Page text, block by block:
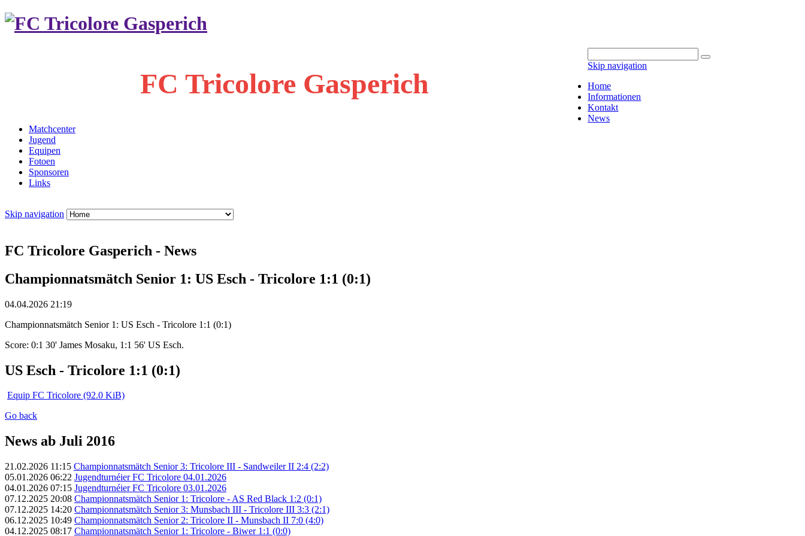
FC Tricolore Gasperich
Skip navigation
Home
Informationen
Kontakt
News
Matchcenter
Jugend
Equipen
Fotoen
Sponsoren
Links
Skip navigation
FC Tricolore Gasperich - News
Championnatsmätch Senior 1: US Esch - Tricolore 1:1 (0:1)
04.04.2026 21:19
Championnatsmätch Senior 1: US Esch - Tricolore 1:1 (0:1)
Score: 0:1 30' James Mosaku, 1:1 56' US Esch.
US Esch - Tricolore 1:1 (0:1)
Equip FC Tricolore (92.0 KiB)
Go back
News ab Juli 2016
21.02.2026 11:15 Championnatsmätch Senior 3: Tricolore III - Sandweiler II 2:4 (2:2)
05.01.2026 06:22 Jugendturnéier FC Tricolore 04.01.2026
04.01.2026 07:15 Jugendturnéier FC Tricolore 03.01.2026
07.12.2025 20:08 Championnatsmätch Senior 1: Tricolore - AS Red Black 1:2 (0:1)
07.12.2025 14:20 Championnatsmätch Senior 3: Munsbach III - Tricolore III 3:3 (2:1)
06.12.2025 10:49 Championnatsmätch Senior 2: Tricolore II - Munsbach II 7:0 (4:0)
04.12.2025 08:17 Championnatsmätch Senior 1: Tricolore - Biwer 1:1 (0:0)